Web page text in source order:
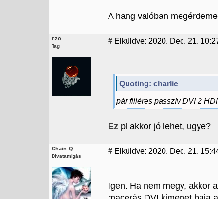
A hang valóban
nzo
Tag
# Elküldve: 2020. Dec. 21.
Quoting: charlie
pár filléres passzív DVI 2
Ez pl akkor jó lehet, ugye?
Chain-Q
Divatamigás
# Elküldve: 2020. Dec. 21.
Igen. Ha nem megy, akkor